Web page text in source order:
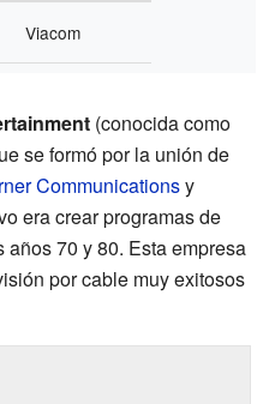
Viacom
(conocida como
se formó por la unión de
Communicationsy
era crear programas de
70 y 80. Esta empresa
por cable muy exitosos